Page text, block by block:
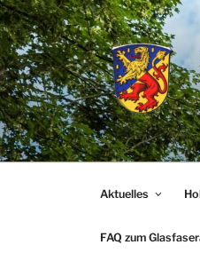
Zum
Inhalt
springen
Aktuelles
FAQ zum